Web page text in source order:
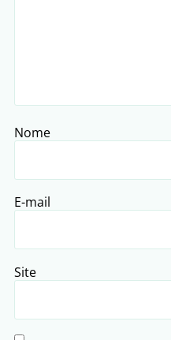
Nome
E-mail
Site